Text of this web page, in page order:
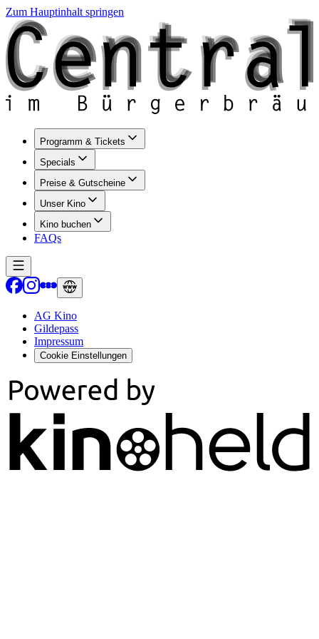
Zum Hauptinhalt springen
Programm & Tickets
Specials
Preise & Gutscheine
Unser Kino
Kino buchen
FAQs
AG Kino
Gildepass
Impressum
Cookie Einstellungen